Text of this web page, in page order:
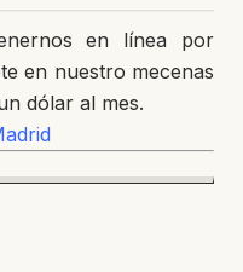
en línea por
en nuestro mecenas
dólar al mes.